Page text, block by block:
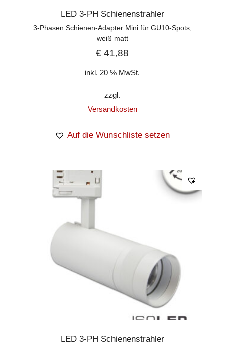
LED 3-PH Schienenstrahler
3-Phasen Schienen-Adapter Mini für GU10-Spots,
weiß matt
€ 41,88
inkl. 20 % MwSt.
zzgl.
Versandkosten
Auf die Wunschliste setzen
LED 3-PH Schienenstrahler